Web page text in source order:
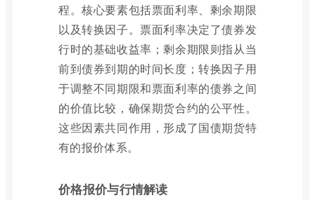
程。核心要素包括票面利率、剩余期限
以及转换因子。票面利率决定了债券发
行时的基础收益率；剩余期限则指从当
前到债券到期的时间长度；转换因子用
于调整不同期限和票面利率的债券之间
的价值比较，确保期货合约的公平性。
这些因素共同作用，形成了国债期货特
有的报价体系。
价格报价与行情解读